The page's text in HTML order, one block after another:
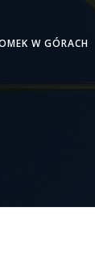
W GÓRACH